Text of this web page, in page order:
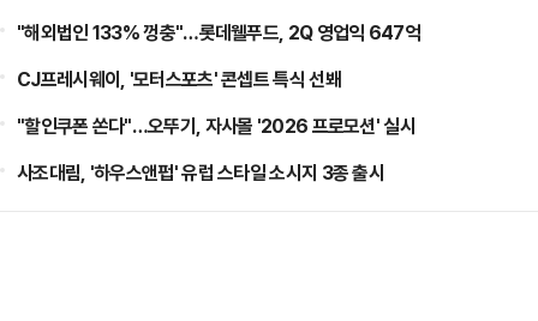
"해외법인 133% 껑충"…롯데웰푸드, 2Q 영업익 647억
CJ프레시웨이, '모터스포츠' 콘셉트 특식 선봬
"할인쿠폰 쏜다"…오뚜기, 자사몰 '2026 프로모션' 실시
사조대림, '하우스앤펍' 유럽 스타일 소시지 3종 출시